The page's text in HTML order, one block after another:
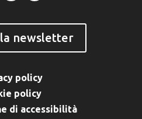
newsletter
policy
policy
di accessibilità